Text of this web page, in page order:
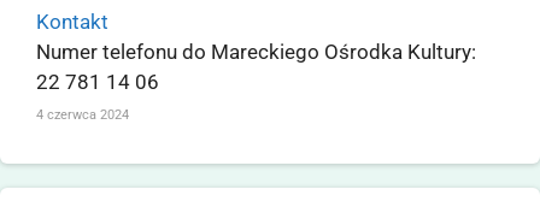
Kontakt
Numer telefonu do Mareckiego Ośrodka Kultury:
22 781 14 06
4 czerwca 2024